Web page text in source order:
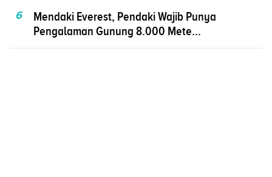
6
Mendaki Everest, Pendaki Wajib Punya
Pengalaman Gunung 8.000 Mete...